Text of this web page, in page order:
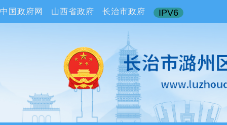
中国政府网 山西省政府 长治市政府 IPV6